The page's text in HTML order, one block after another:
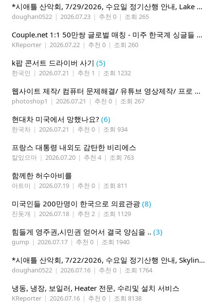
*시애틀 산악회, 7/29/2026, 수요일 정기산행 안내, Lake 22*
doughan0522 | 2026.07.23 | 추천 0 | 조회 265
Couple.net 1:1 50만쌍 글로벌 매칭 - 미주 한국계 싱글들 모이세요
KReporter | 2026.07.22 | 추천 0 | 조회 260
k팝 콘서트 드라이버 사기 (5)
한국인 | 2026.07.21 | 추천 1 | 조회 1232
웹사이트 제작/ 컴퓨터 문제해결/ 유튜브 영상제작/ 프로 사진촬영
photoshop1 | 2026.07.21 | 추천 0 | 조회 267
현대차 미국에서 망했나요? (6)
한국차 | 2026.07.21 | 추천 0 | 조회 934
프랑스 대통령 내외도 감탄한 비리에스
칼있으마 | 2026.07.20 | 추천 4 | 조회 763
함께한 허수아비를
아트미 | 2026.07.19 | 추천 0 | 조회 811
미국인들 200만명이 한국으로 의료관광 (8)
진돗개 | 2026.07.18 | 추천 2 | 조회 1129
힘들게 영주권,시민권 얻어서 결국 양심을 .. (3)
gump | 2026.07.17 | 추천 0 | 조회 1940
*시애틀 산악회, 7/22/2026, 수요일 정기산행 안내, Skyline Trail Loop(Mt. Rainier)*
doughan0522 | 2026.07.16 | 추천 0 | 조회 1764
냉동, 냉장, 보일러, Heater 전문, 수리및 설치 서비스
KReporter | 2026.07.16 | 추천 0 | 조회 8138